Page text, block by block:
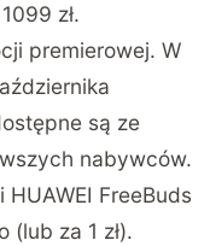
zł.
premierowej. W
są ze
nabywców.
FreeBuds
(lub za 1 zł).